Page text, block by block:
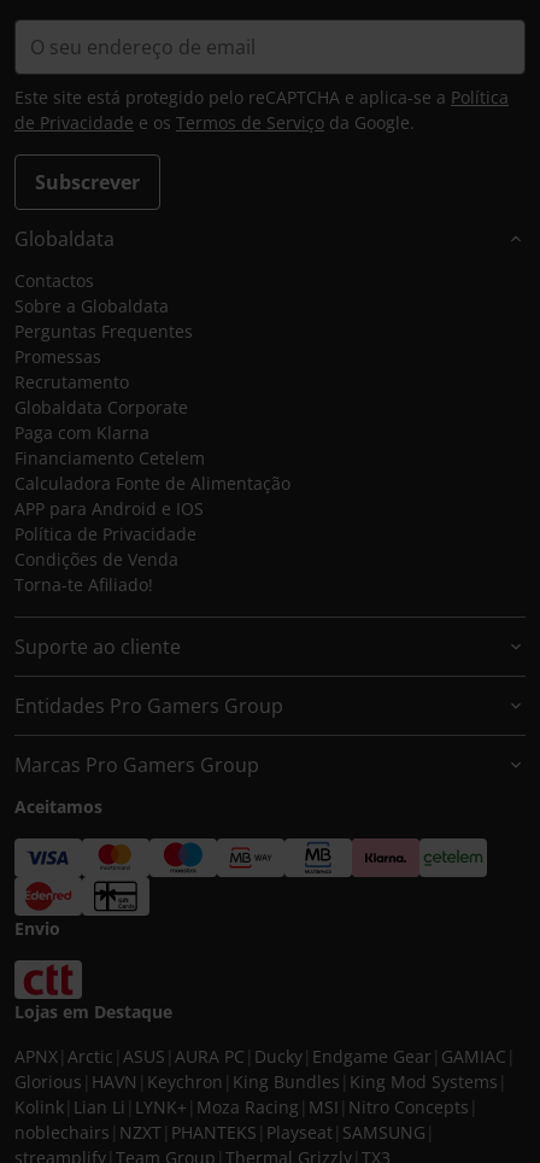
Subscrever
Este site está protegido pelo reCAPTCHA e aplica-se a Política
de Privacidade e os Termos de Serviço da Google.
Globaldata
Contactos
Sobre a Globaldata
Perguntas Frequentes
Promessas
Recrutamento
Globaldata Corporate
Paga com Klarna
Financiamento Cetelem
Calculadora Fonte de Alimentação
APP para Android e IOS
Política de Privacidade
Condições de Venda
Torna-te Afiliado!
Suporte ao cliente
Entidades Pro Gamers Group
Marcas Pro Gamers Group
Aceitamos
Envio
Lojas em Destaque
APNX Arctic ASUS AURA PC Ducky Endgame Gear GAMIAC
Glorious HAVN Keychron King Bundles King Mod Systems
Kolink Lian Li LYNK+ Moza Racing MSI Nitro Concepts
noblechairs NZXT PHANTEKS Playseat SAMSUNG
streamplify Team Group Thermal Grizzly TX3